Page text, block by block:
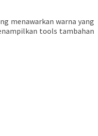
menawarkan warna yang
tools tambahan